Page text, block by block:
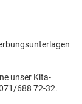
unser Kita-
688 72-32.